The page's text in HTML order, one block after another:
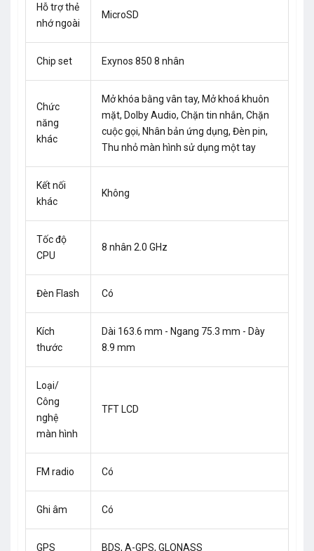
Hỗ trợ thẻ
nhớ ngoài
MicroSD
Chip set Exynos 850 8 nhân
Chức
năng
khác
Mở khóa bằng vân tay, Mở khoá khuôn
mặt, Dolby Audio, Chặn tin nhắn, Chặn
cuộc gọi, Nhân bản ứng dụng, Đèn pin,
Thu nhỏ màn hình sử dụng một tay
Kết nối
khác
Không
Tốc độ
CPU
8 nhân 2.0 GHz
Đèn Flash Có
Kích
thước
Dài 163.6 mm - Ngang 75.3 mm - Dày
8.9 mm
Loại/
Công
nghệ
màn hình
TFT LCD
FM radio Có
Ghi âm Có
GPS BDS, A-GPS, GLONASS